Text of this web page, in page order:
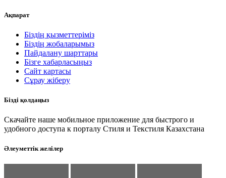
Ақпарат
Біздің қызметтеріміз
Біздің жобаларымыз
Пайдалану шарттары
Бізге хабарласыңыз
Сайт картасы
Сұрау жіберу
Бізді қолдаңыз
Скачайте наше мобильное приложение для быстрого и
удобного доступа к порталу Стиля и Текстиля Казахстана
Әлеуметтік желілер